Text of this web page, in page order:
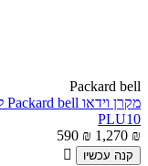
Packard bell
PLU10
1,270 ₪
590 ₪
קנה עכשיו
